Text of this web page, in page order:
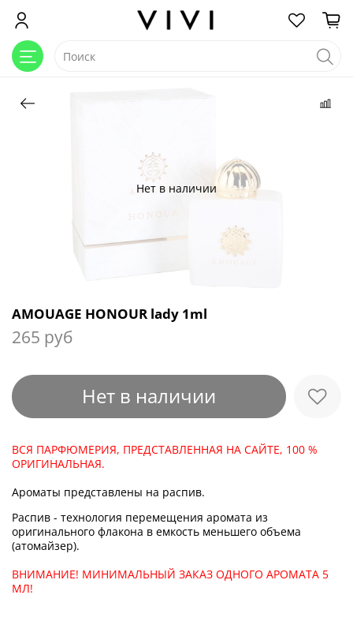
Нет в наличии
AMOUAGE HONOUR lady 1ml
265 руб
Нет в наличии
ВСЯ ПАРФЮМЕРИЯ, ПРЕДСТАВЛЕННАЯ НА САЙТЕ, 100 %
ОРИГИНАЛЬНАЯ.
Ароматы представлены на распив.
Распив - технология перемещения аромата из
оригинального флакона в емкость меньшего объема
(атомайзер).
ВНИМАНИЕ! МИНИМАЛЬНЫЙ ЗАКАЗ ОДНОГО АРОМАТА 5
МЛ!